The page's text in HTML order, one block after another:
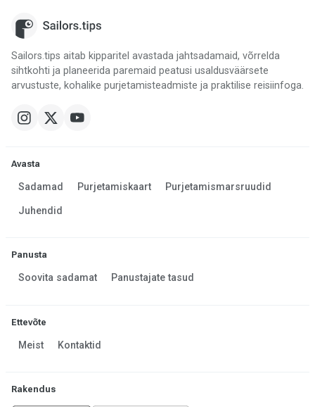
Sailors.tips aitab kipparitel avastada jahtsadamaid, võrrelda
sihtkohti ja planeerida paremaid peatusi usaldusväärsete
arvustuste, kohalike purjetamisteadmiste ja praktilise reisiinfoga.
Avasta
Sadamad Purjetamiskaart Purjetamismarsruudid
Juhendid
Panusta
Soovita sadamat Panustajate tasud
Ettevõte
Meist Kontaktid
Rakendus